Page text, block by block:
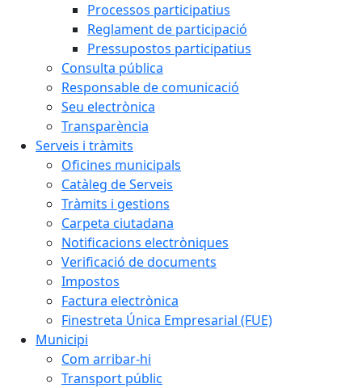
Processos participatius
Reglament de participació
Pressupostos participatius
Consulta pública
Responsable de comunicació
Seu electrònica
Transparència
Serveis i tràmits
Oficines municipals
Catàleg de Serveis
Tràmits i gestions
Carpeta ciutadana
Notificacions electròniques
Verificació de documents
Impostos
Factura electrònica
Finestreta Única Empresarial (FUE)
Municipi
Com arribar-hi
Transport públic